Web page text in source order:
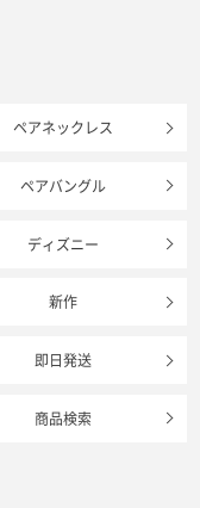
ペアネックレス
ペアバングル
ディズニー
新作
即日発送
商品検索